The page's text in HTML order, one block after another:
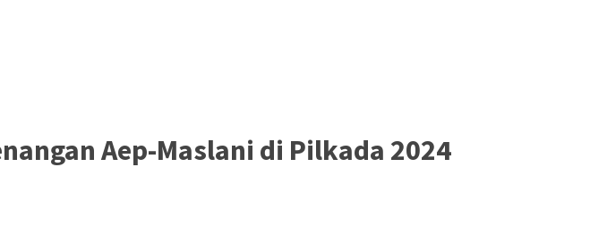
Aep-Maslani di Pilkada 2024